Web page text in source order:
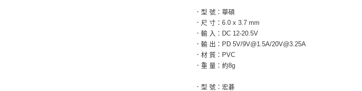
．型 號：華碩
．尺 寸：6.0 x 3.7 mm
．輸 入：DC 12-20.5V
．輸 出：PD 5V/9V@1.5A/20V@3.25A
．材 質：PVC
．重 量：約8g
．型 號：宏碁